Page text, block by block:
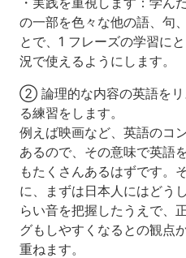
の一部を色々な他の語、句
とで、1 フレーズの学習に
況で使えるようにします。
② 論理的な内容の英語をリ
る練習をします。
例えば映画など、英語のコ
あるので、その意味で英語
もたくさんあるはずです。
に、まずは日本人にはどう
らい音を把握したうえで、
グもしやすくなるとの観点
重ねます。